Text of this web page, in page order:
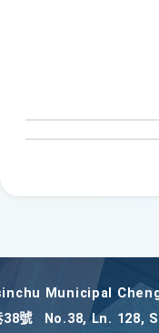
Municipal
38號
No.38, Ln. 128,